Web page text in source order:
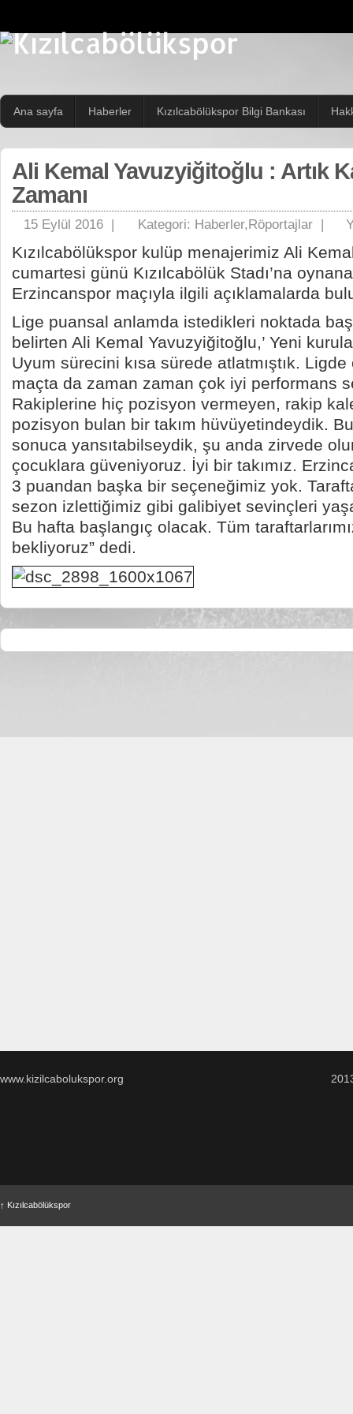
Ana sayfa Haberler Kızılcabölükspor Bilgi Bankası
Ali Kemal Yavuzyiğitoğlu : Artık
Zamanı
15 Eylül 2016 | Kategori: Haberler,Röportajlar |
Kızılcabölükspor kulüp menajerimiz Ali
cumartesi günü Kızılcabölük Stadı’na
Erzincanspor maçıyla ilgili açıklamalarda
Lige puansal anlamda istedikleri noktada
belirten Ali Kemal Yavuzyiğitoğlu,’ Yeni
Uyum sürecini kısa sürede atlatmıştık. Ligde
maçta da zaman zaman çok iyi performans
Rakiplerine hiç pozisyon vermeyen, rakip
pozisyon bulan bir takım hüvüyetindeydik.
sonuca yansıtabilseydik, şu anda zirvede
çocuklara güveniyoruz. İyi bir takımız.
3 puandan başka bir seçeneğimiz yok.
sezon izlettiğimiz gibi galibiyet sevinçleri
Bu hafta başlangıç olacak. Tüm
bekliyoruz” dedi.
www.kizilcabolukspor.org
↑ Kızılcabölükspor